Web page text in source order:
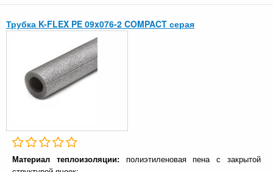
Трубка K-FLEX PE 09x076-2 COMPACT серая
Материал теплоизоляции: полиэтиленовая пена с закрытой